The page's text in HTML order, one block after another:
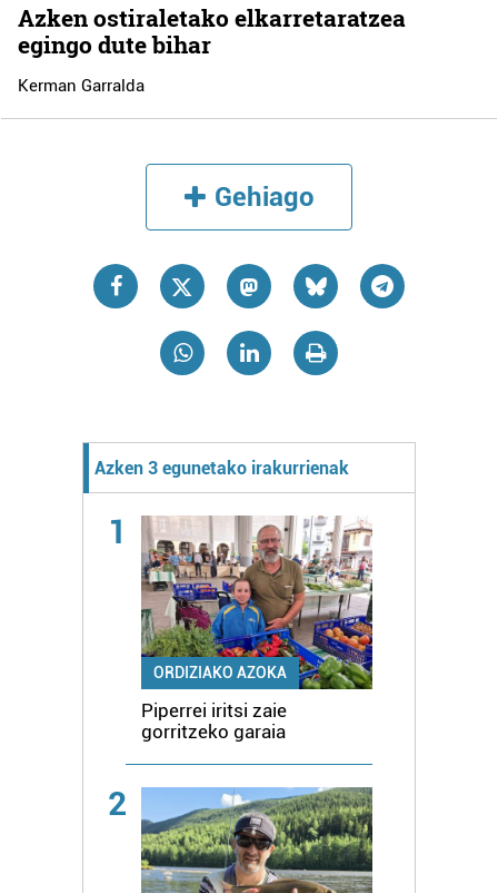
Azken ostiraletako elkarretaratzea
egingo dute bihar
Kerman Garralda
Gehiago
Azken 3 egunetako irakurrienak
1
ORDIZIAKO AZOKA
Piperrei iritsi zaie
gorritzeko garaia
2